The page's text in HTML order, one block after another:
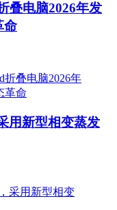
叠电脑2026年发
命
用新型相变蒸发